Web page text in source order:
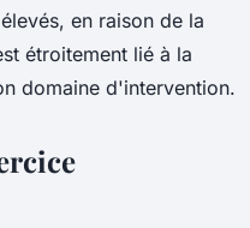
en raison de la
étroitement lié à la
domaine d'intervention.